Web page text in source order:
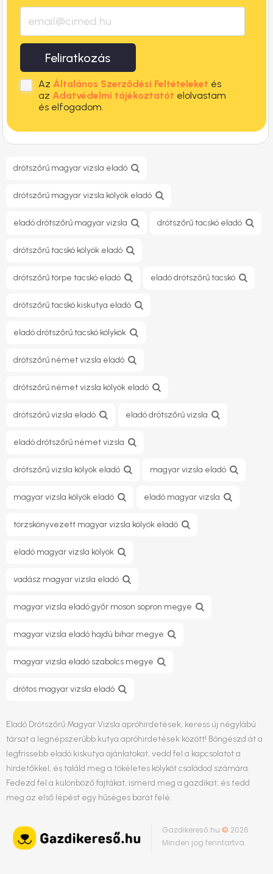
Feliratkozás
Az Általános Szerződési Feltételeket és
az Adatvédelmi tájékoztatót elolvastam
és elfogadom.
drótszőrű magyar vizsla eladó
drótszőrű magyar vizsla kölyök eladó
eladó drótszőrű magyar vizsla drótszőrű tacskó eladó
drótszőrű tacskó kölyök eladó
drótszőrű törpe tacskó eladó eladó drótszőrű tacskó
drótszőrű tacskó kiskutya eladó
eladó drótszőrű tacskó kölykök
drótszőrű német vizsla eladó
drótszőrű német vizsla kölyök eladó
drótszőrű vizsla eladó eladó drótszőrű vizsla
eladó drótszőrű német vizsla
drótszőrű vizsla kölyök eladó magyar vizsla eladó
magyar vizsla kölyök eladó eladó magyar vizsla
törzskönyvezett magyar vizsla kölyök eladó
eladó magyar vizsla kölyök
vadász magyar vizsla eladó
magyar vizsla eladó győr moson sopron megye
magyar vizsla eladó hajdú bihar megye
magyar vizsla eladó szabolcs megye
drótos magyar vizsla eladó
Eladó Drótszőrű Magyar Vizsla apróhirdetések, keress új négylábú
társat a legnépszerűbb kutya apróhirdetések között! Böngészd át a
legfrissebb eladó kiskutya ajánlatokat, vedd fel a kapcsolatot a
hirdetőkkel, és találd meg a tökéletes kölyköt családod számára.
Fedezd fel a különböző fajtákat, ismerd meg a gazdikat, és tedd
meg az első lépést egy hűséges barát felé.
Gazdikereső.hu © 2026
Minden jog fenntartva.